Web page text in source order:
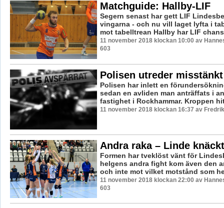
Matchguide: Hallby-LIF
Segern senast har gett LIF
vingarna - och nu vill laget lyfta i
mot tabelltrean Hallby har LIF
11 november 2018 klockan 10:00 av
603
Polisen utreder
Polisen har inlett en
sedan en avliden man anträffats i
fastighet i Rockhammar. Kroppen
11 november 2018 klockan 16:37 av
Andra raka – Linde
Formen har tveklöst vänt för
helgens andra fight kom även den
och inte mot vilket motstånd som
11 november 2018 klockan 22:00 av
603